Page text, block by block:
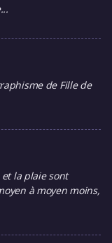
de Fille de
la plaie sont
à moyen moins,